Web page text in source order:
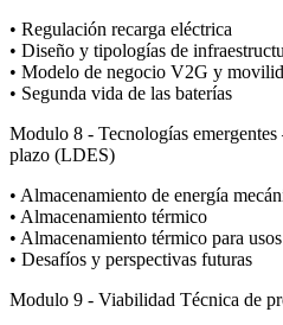
• Regulación recarga eléctrica
• Diseño y tipologías de
• Modelo de negocio V2G y
• Segunda vida de las baterías
Modulo 8 - Tecnologías
plazo (LDES)
• Almacenamiento de energía
• Almacenamiento térmico
• Almacenamiento térmico para
• Desafíos y perspectivas futuras
Modulo 9 - Viabilidad Técnica de